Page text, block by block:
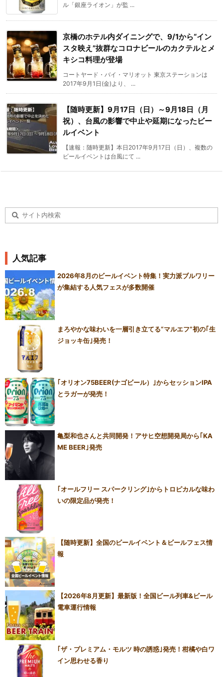
ル「銀座ライオン」が監 ...
京橋のホテル内ダイニングで、9/1から“イン
スタ映え”抜群なコロナビールのカクテルとメ
キシコ料理が登場
コートヤード・バイ・マリオット 東京ステーションは
2017年9月1日(金)より、 ...
【随時更新】9月17日（日）～9月18日（月
祝）、台風の影響で中止や延期になったビー
ルイベント
【速報：随時更新】本日2017年9月17日（日）、複数の
ビールイベントは台風にて ...
人気記事
2026年8月のビールイベント特集！実力派ブルワリー
が集結する人気フェスが多数開催
まろやかな味わいを一層引き立てる“マルエフ”初の｢生
ジョッキ缶｣発売！
｢オリオン75BEER(ナゴビール）｣からセッションIPA
とラガーが発売！
亀梨和也さんと共同開発！アサヒ空想開発局から｢KA
ME BEER｣発売
｢オールフリー スパークリング｣からトロピカルな味わ
いの限定品が発売！
【随時更新】全国のビールイベント＆ビールフェス情
報
【2026年8月更新】最新版！全国ビール列車&ビール
電車運行情報
｢ザ・プレミアム・モルツ 時の誘惑｣発売！柑橘や白ワ
イン思わせる香り